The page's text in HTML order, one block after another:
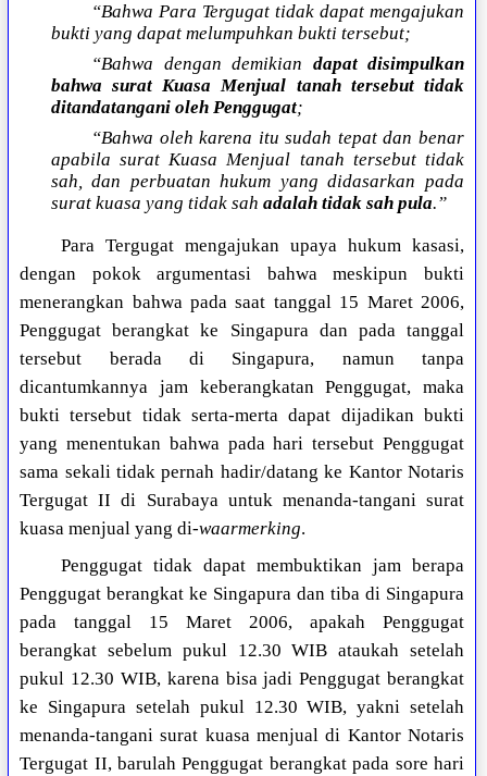
“Bahwa Para Tergugat tidak dapat mengajukan
bukti yang dapat melumpuhkan bukti tersebut;
“Bahwa dengan demikian dapat disimpulkan
bahwa surat Kuasa Menjual tanah tersebut tidak
ditandatangani oleh Penggugat;
“Bahwa oleh karena itu sudah tepat dan benar
apabila surat Kuasa Menjual tanah tersebut tidak
sah, dan perbuatan hukum yang didasarkan pada
surat kuasa yang tidak sah adalah tidak sah pula.”
Para Tergugat mengajukan upaya hukum kasasi,
dengan pokok argumentasi bahwa meskipun bukti
menerangkan bahwa pada saat tanggal 15 Maret 2006,
Penggugat berangkat ke Singapura dan pada tanggal
tersebut berada di Singapura, namun tanpa
dicantumkannya jam keberangkatan Penggugat, maka
bukti tersebut tidak serta-merta dapat dijadikan bukti
yang menentukan bahwa pada hari tersebut Penggugat
sama sekali tidak pernah hadir/datang ke Kantor Notaris
Tergugat II di Surabaya untuk menanda-tangani surat
kuasa menjual yang di-waarmerking.
Penggugat tidak dapat membuktikan jam berapa
Penggugat berangkat ke Singapura dan tiba di Singapura
pada tanggal 15 Maret 2006, apakah Penggugat
berangkat sebelum pukul 12.30 WIB ataukah setelah
pukul 12.30 WIB, karena bisa jadi Penggugat berangkat
ke Singapura setelah pukul 12.30 WIB, yakni setelah
menanda-tangani surat kuasa menjual di Kantor Notaris
Tergugat II, barulah Penggugat berangkat pada sore hari